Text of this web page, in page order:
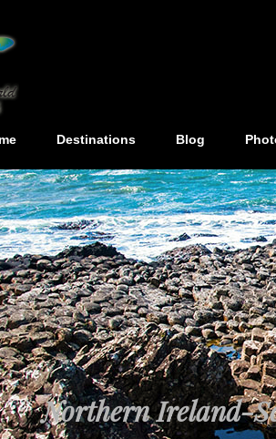
Destinations Blog
Northern Ireland-